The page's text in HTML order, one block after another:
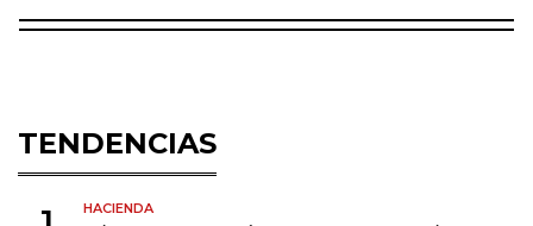
TENDENCIAS
HACIENDA